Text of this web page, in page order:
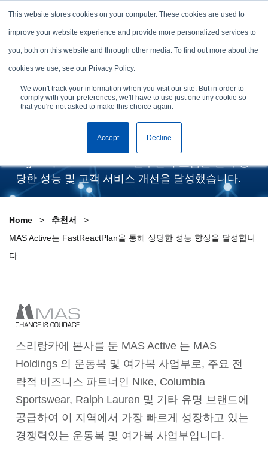
This website stores cookies on your computer. These cookies are used to
improve your website experience and provide more personalized services to
you, both on this website and through other media. To find out more about the
cookies we use, see our Privacy Policy.
We won't track your information when you visit our site. But in order to
comply with your preferences, we'll have to use just one tiny cookie so
that you're not asked to make this choice again.
Accept Decline
Skip to content
MAS Active는
FastReactPlan을 통해 상당
한 성능 향상을 달성합니다
Digital의 FastReactPlan 솔루션의 도움을 받아 상
당한 성능 및 고객 서비스 개선을 달성했습니다.
Home
추천서
MAS Active는 FastReactPlan을 통해 상당한 성능 향상을 달성합니
다
스리랑카에 본사를 둔 MAS Active 는 MAS
Holdings 의 운동복 및 여가복 사업부로, 주요 전
략적 비즈니스 파트너인 Nike, Columbia
Sportswear, Ralph Lauren 및 기타 유명 브랜드에
공급하여 이 지역에서 가장 빠르게 성장하고 있는
경쟁력있는 운동복 및 여가복 사업부입니다.